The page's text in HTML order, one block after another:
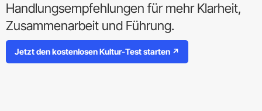
Handlungsempfehlungen für mehr Klarheit,
Zusammenarbeit und Führung.
Jetzt den kostenlosen Kultur-Test starten ↗